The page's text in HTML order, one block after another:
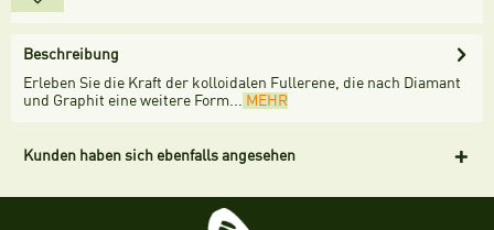
Beschreibung
Erleben Sie die Kraft der kolloidalen Fullerene, die nach Diamant
und Graphit eine weitere Form... MEHR
Kunden haben sich ebenfalls angesehen